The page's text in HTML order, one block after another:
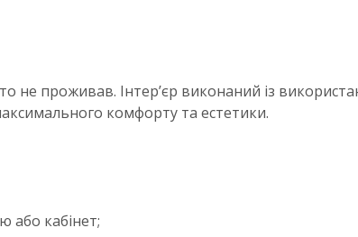
не проживав. Інтер’єр виконаний із
комфорту та естетики.
або кабінет;